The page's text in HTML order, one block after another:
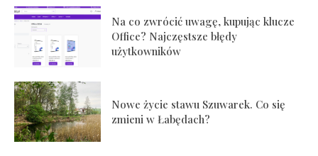
Na co zwrócić uwagę, kupując klucze
Office? Najczęstsze błędy
użytkowników
Nowe życie stawu Szuwarek. Co się
zmieni w Łabędach?